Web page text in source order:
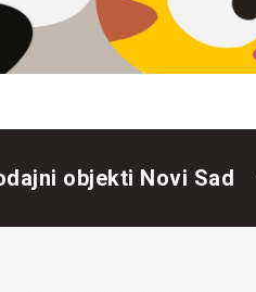
objekti Novi Sad